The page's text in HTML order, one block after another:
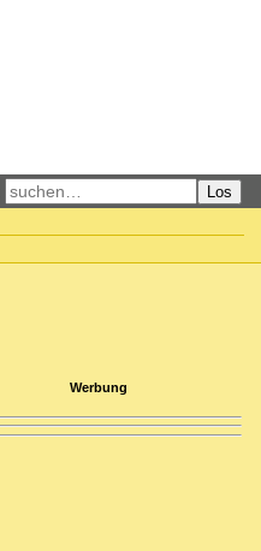
Los
Werbung